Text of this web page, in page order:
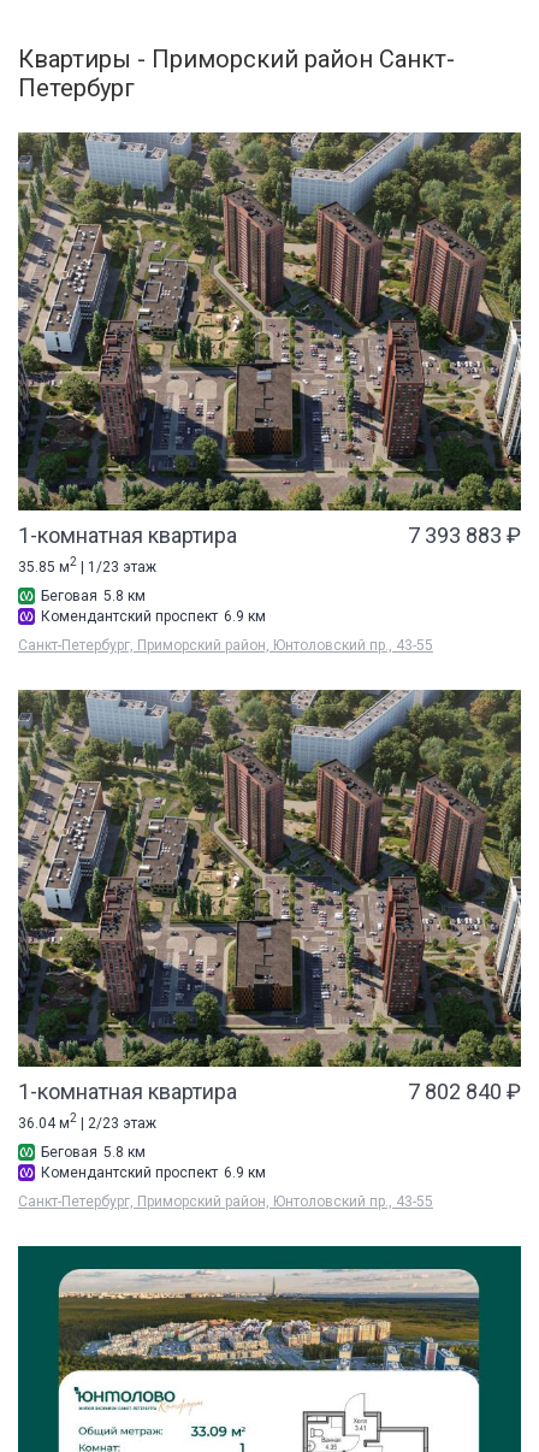
Квартиры - Приморский район Санкт-
Петербург
1-комнатная квартира 7 393 883 ₽
35.85 м2 | 1/23 этаж
Беговая 5.8 км
Комендантский проспект 6.9 км
Санкт-Петербург, Приморский район, Юнтоловский пр., 43-55
1-комнатная квартира 7 802 840 ₽
36.04 м2
| 2/23 этаж
Беговая 5.8 км
Комендантский проспект 6.9 км
Санкт-Петербург, Приморский район, Юнтоловский пр., 43-55